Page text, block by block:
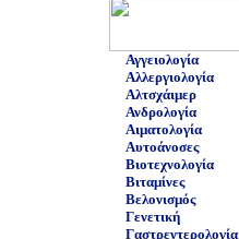
Αγγειολογία
Αλλεργιολογία
Αλτσχάιμερ
Ανδρολογία
Αιματολογία
Αυτοάνοσες
Βιοτεχνολογία
Βιταμίνες
Βελονισμός
Γενετική
Γαστρεντερολογία